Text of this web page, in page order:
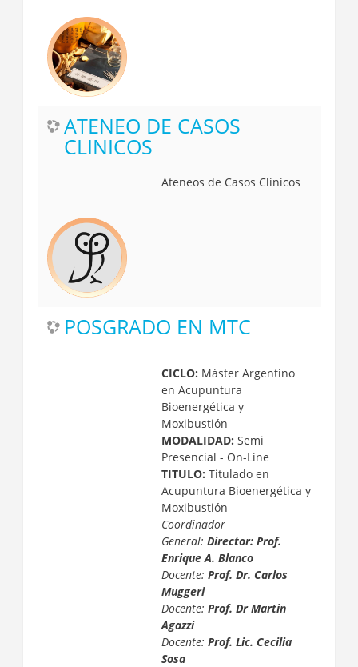
ATENEO DE CASOS
CLINICOS
Ateneos de Casos Clinicos
POSGRADO EN MTC
CICLO: Máster Argentino
en Acupuntura
Bioenergética y
Moxibustión
MODALIDAD: Semi
Presencial - On-Line
TITULO: Titulado en
Acupuntura Bioenergética y
Moxibustión
Coordinador
General: Director: Prof.
Enrique A. Blanco
Docente: Prof. Dr. Carlos
Muggeri
Docente: Prof. Dr Martin
Agazzi
Docente: Prof. Lic. Cecilia
Sosa